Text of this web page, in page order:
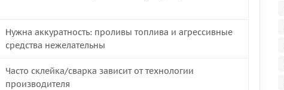
Нужна аккуратность: проливы топлива и агрессивные
средства нежелательны
Часто склейка/сварка зависит от технологии
производителя